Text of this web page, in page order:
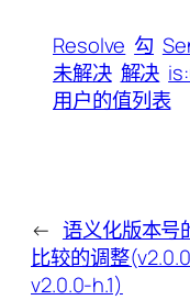
Resolve 勾
未解决 解决
用户的值列表
← 语义化版本号
比较的调整
v2.0.0-h.1)